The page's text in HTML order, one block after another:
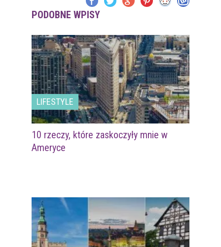
PODOBNE WPISY
LIFESTYLE
10 rzeczy, które zaskoczyły mnie w
Ameryce